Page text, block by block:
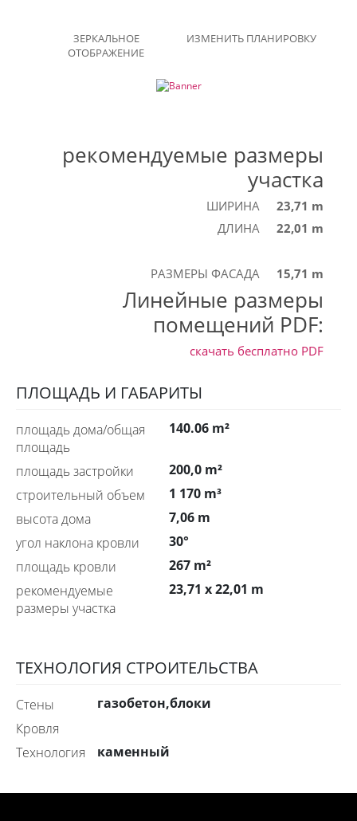
ЗЕРКАЛЬНОЕ
ОТОБРАЖЕНИЕ
ИЗМЕНИТЬ ПЛАНИРОВКУ
рекомендуемые размеры
участка
ШИРИНА
23,71 m
ДЛИНА
22,01 m
РАЗМЕРЫ ФАСАДА 15,71 m
Линейные размеры
помещений PDF:
скачать бесплатно PDF
ПЛОЩАДЬ И ГАБАРИТЫ
площадь дома/общая
площадь
140.06 m²
площадь застройки
200,0 m²
строительный объем
1 170 m³
высота дома
7,06 m
угол наклона кровли
30°
площадь кровли
267 m²
рекомендуемые
размеры участка
23,71 x 22,01 m
ТЕХНОЛОГИЯ СТРОИТЕЛЬСТВА
стены
газобетон,блоки
Кровля
технология
каменный